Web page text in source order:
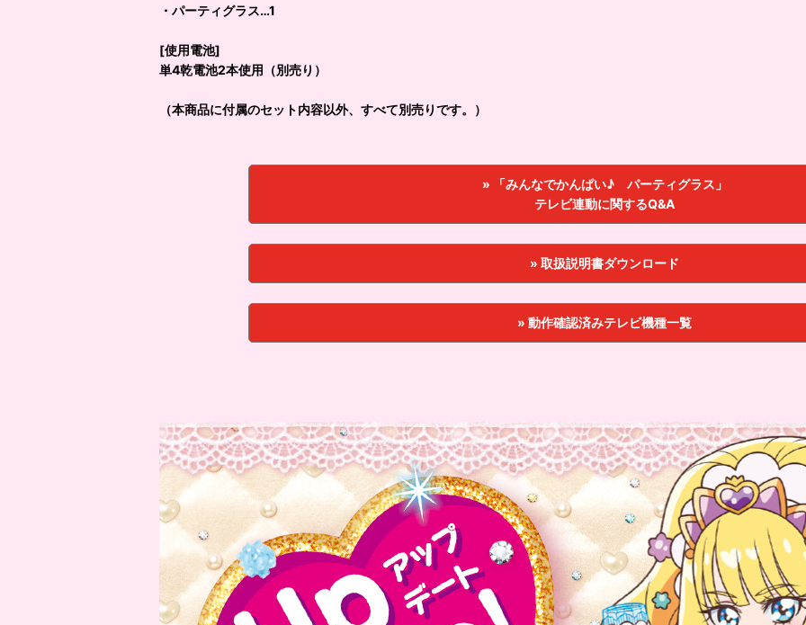
・パーティグラス…1
[使用電池]
単4乾電池2本使用（別売り）
（本商品に付属のセット内容以外、すべて別売りです。）
» 「みんなでかんぱい♪ パーティグラス」
テレビ連動に関するQ&A
» 取扱説明書ダウンロード
» 動作確認済みテレビ機種一覧